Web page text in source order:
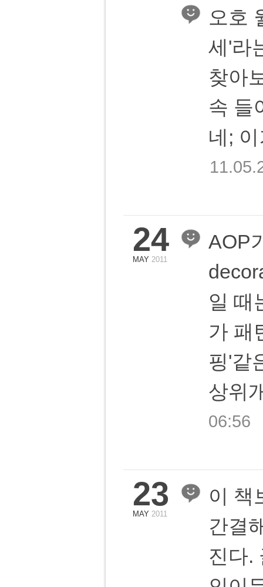
오호
세'라
찾아
속 들
네;
24
MAY 2011
AOP
일 때
가 패
핑'같
상위
06:56
23
MAY 2011
이 책
간결
진다.